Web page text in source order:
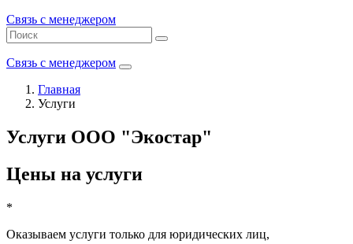
Связь с менеджером
Связь с менеджером
Главная
Услуги
Услуги ООО "Экостар"
Цены на услуги
*
Оказываем услуги только для юридических лиц,